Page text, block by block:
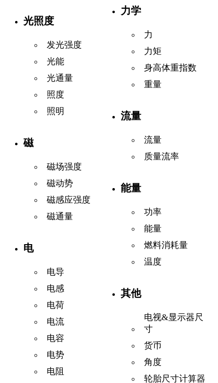
光照度
发光强度
光能
光通量
照度
照明
磁
磁场强度
磁动势
磁感应强度
磁通量
电
电导
电感
电荷
电流
电容
电势
电阻
力学
力
力矩
身高体重指数
重量
流量
流量
质量流率
能量
功率
能量
燃料消耗量
温度
其他
电视&显示器尺
寸
货币
角度
轮胎尺寸计算器